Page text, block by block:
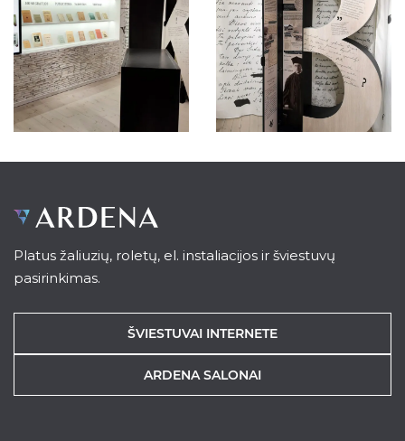
Platus žaliuzių, roletų, el. instaliacijos ir šviestuvų
pasirinkimas.
ŠVIESTUVAI INTERNETE
ARDENA SALONAI